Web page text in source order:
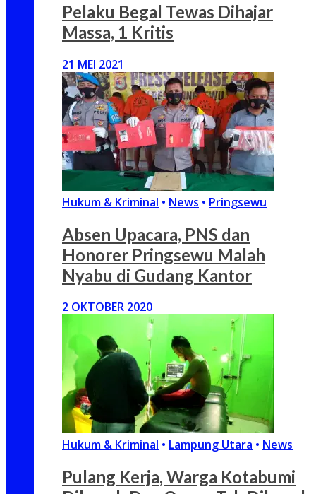
Pelaku Begal Tewas Dihajar
Massa, 1 Kritis
21 MEI 2021
Hukum & Kriminal • News • Pringsewu
Absen Upacara, PNS dan
Honorer Pringsewu Malah
Nyabu di Gudang Kantor
2 OKTOBER 2020
Hukum & Kriminal • Lampung Utara • News
Pulang Kerja, Warga Kotabumi